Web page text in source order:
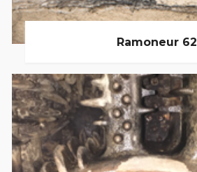
Ramoneur 62